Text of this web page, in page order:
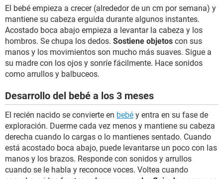
El bebé empieza a crecer (alrededor de un cm por semana) y
mantiene su cabeza erguida durante algunos instantes.
Acostado boca abajo empieza a levantar la cabeza y los
hombros. Se chupa los dedos. Sostiene objetos con sus
manos y los movimientos son mucho más suaves. Sigue a
su madre con los ojos y sonríe fácilmente. Hace sonidos
como arrullos y balbuceos.
Desarrollo del bebé a los 3 meses
El recién nacido se convierte en bebé y entra en su fase de
exploración. Duerme cada vez menos y mantiene su cabeza
derecha cuando lo cargas o lo mantienes sentado. Cuando
está acostado boca abajo, puede levantarse un poco con las
manos y los brazos. Responde con sonidos y arrullos
cuando se le habla y reconoce voces. Voltea cuando